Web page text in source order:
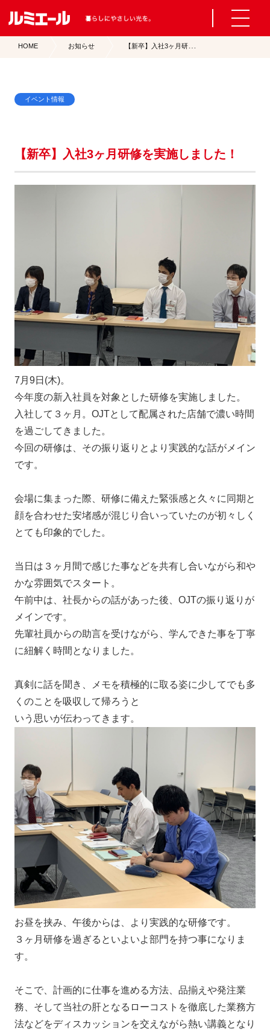
HOME お知らせ
イベント情報
【新卒】入社3ヶ月研修を実施しました！
7月9日(木)。
今年度の新入社員を対象とした研修を実施しました。
入社して３ヶ月。OJTとして配属された店舗で濃い時間
を過ごしてきました。
今回の研修は、その振り返りとより実践的な話がメイン
です。
会場に集まった際、研修に備えた緊張感と久々に同期と
顔を合わせた安堵感が混じり合いっていたのが初々しく
とても印象的でした。
当日は３ヶ月間で感じた事などを共有し合いながら和や
かな雰囲気でスタート。
午前中は、社長からの話があった後、OJTの振り返りが
メインです。
先輩社員からの助言を受けながら、学んできた事を丁寧
に紐解く時間となりました。
真剣に話を聞き、メモを積極的に取る姿に少してでも多
くのことを吸収して帰ろうと
いう思いが伝わってきます。
お昼を挟み、午後からは、より実践的な研修です。
３ヶ月研修を過ぎるといよいよ部門を持つ事になりま
す。
そこで、計画的に仕事を進める方法、品揃えや発注業
務、そして当社の肝となるローコストを徹底した業務方
法などをディスカッションを交えながら熱い講義となり